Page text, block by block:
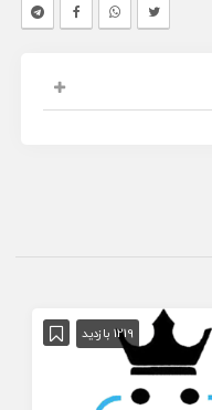
1219 بازدید